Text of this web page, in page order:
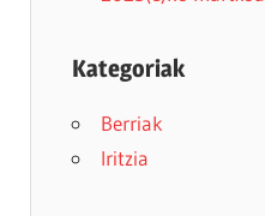
Kategoriak
Berriak
Iritzia